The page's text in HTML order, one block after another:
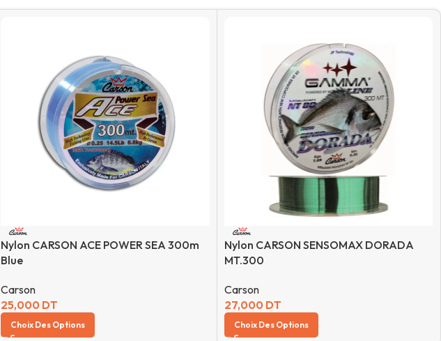
Nylon CARSON ACE POWER SEA 300m
Blue
Carson
25,000 DT
Choix Des Options
Nylon CARSON SENSOMAX DORADA
MT.300
Carson
27,000 DT
Choix Des Options